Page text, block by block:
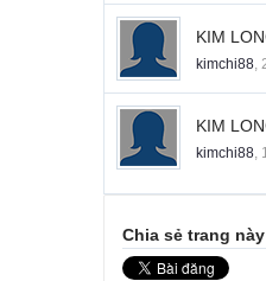
KIM
kimchi88,
KIM
kimchi88,
Chia sẻ trang này